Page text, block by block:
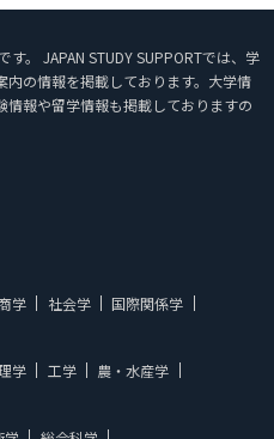
。 JAPAN STUDY SUPPORTでは、学
の情報を掲載しております。大学情
報や留学情報も掲載しておりますの
学 社会学
国際関係学
学 工学
農・水産学